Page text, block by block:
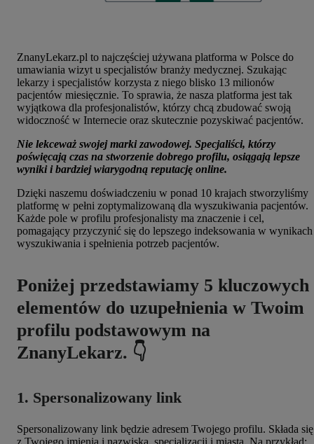
ZnanyLekarz.pl to najczęściej używana platforma w Polsce do
umawiania wizyt u specjalistów branży medycznej. Szukając
lekarzy i specjalistów korzysta z niego blisko 13 milionów
pacjentów miesięcznie. To sprawia, że nasza platforma jest tak
wyjątkowa dla profesjonalistów, którzy chcą zbudować swoją
widoczność w Internecie oraz skutecznie pozyskiwać pacjentów.
Nie lekceważ swojej marki zawodowej. Specjaliści, którzy
poświęcają czas na stworzenie dobrego profilu, osiągają lepsze
wyniki i bardziej wiarygodną reputację online.
Dzięki naszemu doświadczeniu w ponad 10 krajach stworzyliśmy
platformę w pełni zoptymalizowaną dla wyszukiwania pacjentów.
Każde pole w profilu profesjonalisty ma znaczenie i cel,
pomagający przyczynić się do lepszego indeksowania w wynikach
wyszukiwania i spełnienia potrzeb pacjentów.
Poniżej przedstawiamy 5 kluczowych
elementów do uzupełnienia w Twoim
profilu podstawowym na
ZnanyLekarz. 👇
1. Spersonalizowany link
Spersonalizowany link będzie adresem Twojego profilu. Składa się